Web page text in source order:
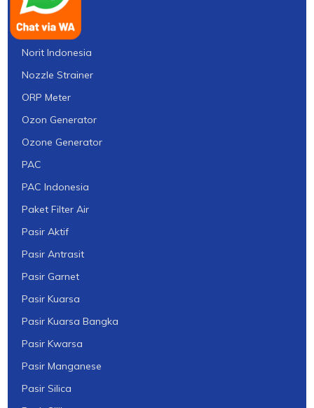
Nanofiltrasi
Norit
Norit Indonesia
Nozzle Strainer
ORP Meter
Ozon Generator
Ozone Generator
PAC
PAC Indonesia
Paket Filter Air
Pasir Aktif
Pasir Antrasit
Pasir Garnet
Pasir Kuarsa
Pasir Kuarsa Bangka
Pasir Kwarsa
Pasir Manganese
Pasir Silica